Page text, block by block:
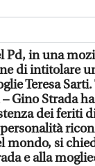
Pd, in una
di intitolare
Teresa
Gino Strada
dei feriti
personalità
mondo, si
e alla